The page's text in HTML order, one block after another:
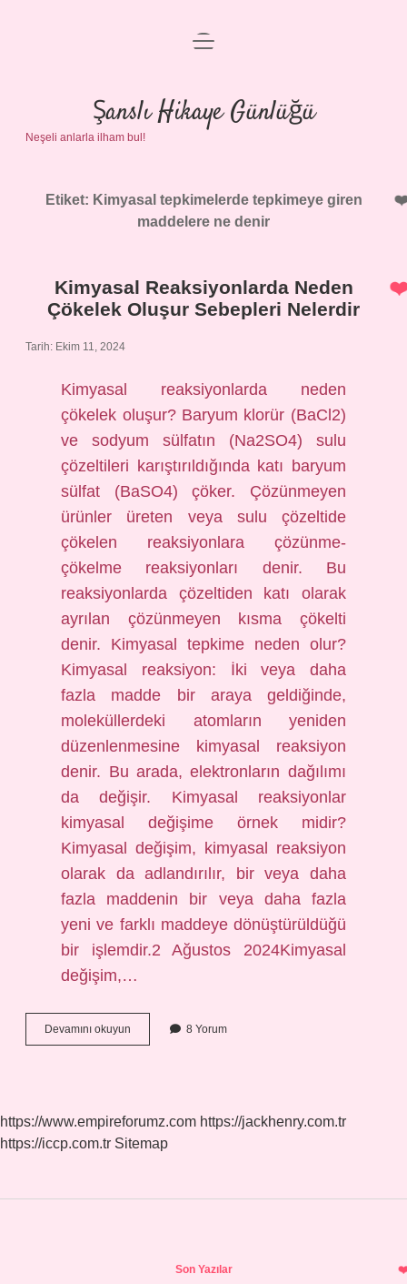
Anasayfa
Gizlilik Politikası
menüyü
Şanslı Hikaye Günlüğü
Neşeli anlarla ilham bul!
Etiket: Kimyasal tepkimelerde tepkimeye giren
maddelere ne denir
Kimyasal Reaksiyonlarda Neden
Çökelek Oluşur Sebepleri Nelerdir
Tarih: Ekim 11, 2024
Kimyasal reaksiyonlarda neden
çökelek oluşur? Baryum klorür (BaCl2)
ve sodyum sülfatın (Na2SO4) sulu
çözeltileri karıştırıldığında katı baryum
sülfat (BaSO4) çöker. Çözünmeyen
ürünler üreten veya sulu çözeltide
çökelen reaksiyonlara çözünme-
çökelme reaksiyonları denir. Bu
reaksiyonlarda çözeltiden katı olarak
ayrılan çözünmeyen kısma çökelti
denir. Kimyasal tepkime neden olur?
Kimyasal reaksiyon: İki veya daha
fazla madde bir araya geldiğinde,
moleküllerdeki atomların yeniden
düzenlenmesine kimyasal reaksiyon
denir. Bu arada, elektronların dağılımı
da değişir. Kimyasal reaksiyonlar
kimyasal değişime örnek midir?
Kimyasal değişim, kimyasal reaksiyon
olarak da adlandırılır, bir veya daha
fazla maddenin bir veya daha fazla
yeni ve farklı maddeye dönüştürüldüğü
bir işlemdir.2 Ağustos 2024Kimyasal
değişim,…
Devamını okuyun Kimyasal
Reaksiyonlarda
Nelerdir
8 Yorum
https://www.empireforumz.com https://jackhenry.com.tr
https://iccp.com.tr Sitemap
Son Yazılar